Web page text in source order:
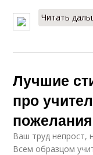
Читать
Лучшие
про
Ваш труд непрост,
Всем образцом